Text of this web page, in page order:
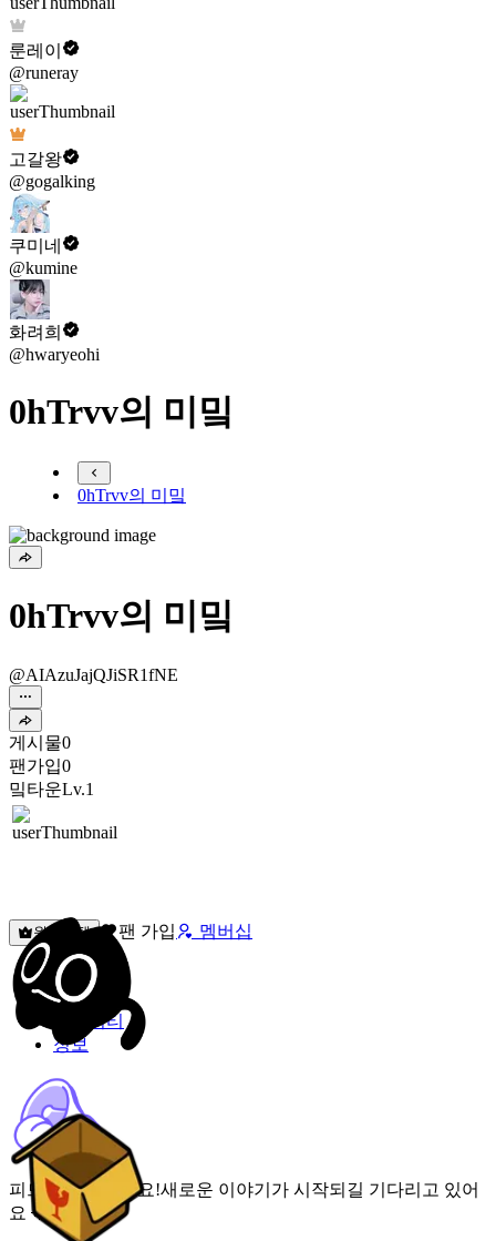
룬레이
@runeray
고갈왕
@gogalking
쿠미네
@kumine
화려희
@hwaryeohi
0hTrvv의 미밐
0hTrvv의 미밐
0hTrvv의 미밐
@AIAzuJajQJiSR1fNE
게시물0
팬가입0
밐타운Lv.1
원픽선택 팬 가입 멤버십
밐타운
피드
커뮤니티
정보
피드가 비어있어요!새로운 이야기가 시작되길 기다리고 있어
요 🌟